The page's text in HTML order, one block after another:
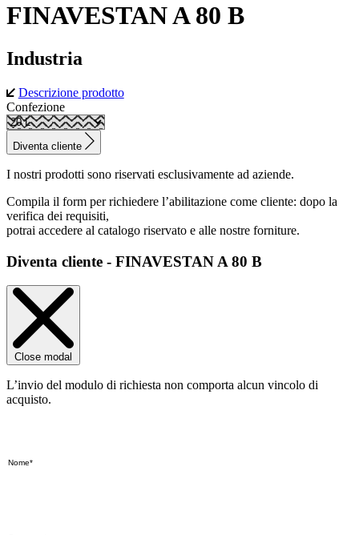
FINAVESTAN A 80 B
Industria
Descrizione prodotto
Confezione
Diventa cliente
I nostri prodotti sono riservati esclusivamente ad aziende.
Compila il form per richiedere l’abilitazione come cliente: dopo la
verifica dei requisiti,
potrai accedere al catalogo riservato e alle nostre forniture.
Diventa cliente - FINAVESTAN A 80 B
Close modal
L’invio del modulo di richiesta non comporta alcun vincolo di
acquisto.